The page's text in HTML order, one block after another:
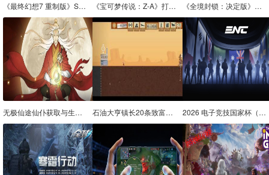
《最终幻想7 重制版》Switch 2版已在多家零售商处售罄 《宝可梦传说：Z-A》打造时尚新造型的最佳套装搭配指南 《全境封锁：决定版》或将官宣？日本出现宣传海报
无极仙途仙仆获取与生产攻略 石油大亨镇长20条致富秘籍 2026 电子竞技国家杯（ENC）更多细节公布：主赛事为期四周